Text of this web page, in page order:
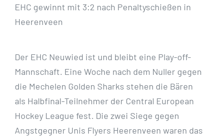
EHC gewinnt mit 3:2 nach Penaltyschießen in
Heerenveen
Der EHC Neuwied ist und bleibt eine Play-off-
Mannschaft. Eine Woche nach dem Nuller gegen
die Mechelen Golden Sharks stehen die Bären
als Halbfinal-Teilnehmer der Central European
Hockey League fest. Die zwei Siege gegen
Angstgegner Unis Flyers Heerenveen waren das